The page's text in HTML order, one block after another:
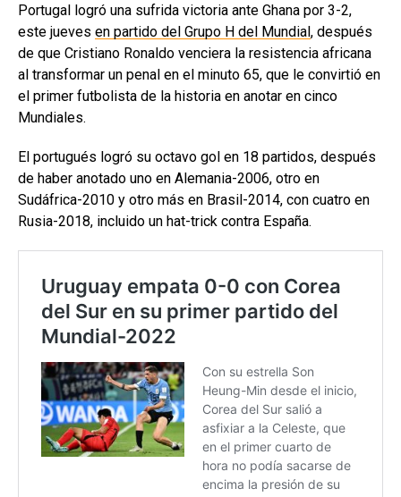
Portugal logró una sufrida victoria ante Ghana por 3-2,
este jueves en partido del Grupo H del Mundial, después
de que Cristiano Ronaldo venciera la resistencia africana
al transformar un penal en el minuto 65, que le convirtió en
el primer futbolista de la historia en anotar en cinco
Mundiales.
El portugués logró su octavo gol en 18 partidos, después
de haber anotado uno en Alemania-2006, otro en
Sudáfrica-2010 y otro más en Brasil-2014, con cuatro en
Rusia-2018, incluido un hat-trick contra España.